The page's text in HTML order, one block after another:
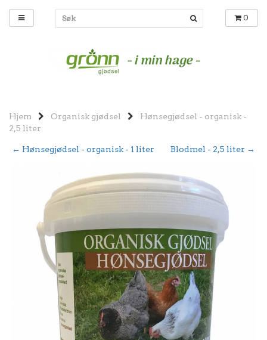
0
Hjem Organisk gjødsel
Hønsegjødsel - organisk -
2,5 liter
Blodmel - 2,5 liter →
← Hønsegjødsel - organisk - 1 liter